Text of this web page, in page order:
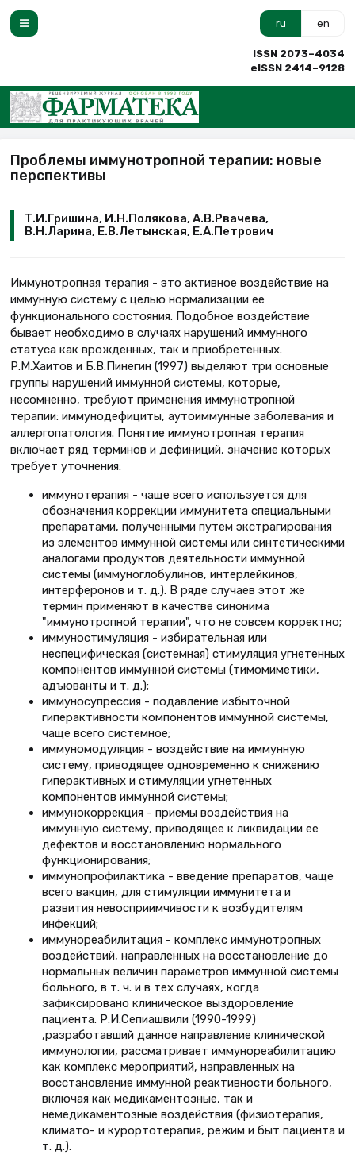
ru en
ISSN 2073–4034
eISSN 2414–9128
Проблемы иммунотропной терапии: новые
перспективы
Т.И.Гришина, И.Н.Полякова, А.В.Рвачева,
В.Н.Ларина, Е.В.Летынская, Е.А.Петрович
Иммунотропная терапия - это активное воздействие на
иммунную систему с целью нормализации ее
функционального состояния. Подобное воздействие
бывает необходимо в случаях нарушений иммунного
статуса как врожденных, так и приобретенных.
Р.М.Хаитов и Б.В.Пинегин (1997) выделяют три основные
группы нарушений иммунной системы, которые,
несомненно, требуют применения иммунотропной
терапии: иммунодефициты, аутоиммунные заболевания и
аллергопатология. Понятие иммунотропная терапия
включает ряд терминов и дефиниций, значение которых
требует уточнения:
иммунотерапия - чаще всего используется для
обозначения коррекции иммунитета специальными
препаратами, полученными путем экстрагирования
из элементов иммунной системы или синтетическими
аналогами продуктов деятельности иммунной
системы (иммуноглобулинов, интерлейкинов,
интерферонов и т. д.). В ряде случаев этот же
термин применяют в качестве синонима
"иммунотропной терапии", что не совсем корректно;
иммуностимуляция - избирательная или
неспецифическая (системная) стимуляция угнетенных
компонентов иммунной системы (тимомиметики,
адъюванты и т. д.);
иммуносупрессия - подавление избыточной
гиперактивности компонентов иммунной системы,
чаще всего системное;
иммуномодуляция - воздействие на иммунную
систему, приводящее одновременно к снижению
гиперактивных и стимуляции угнетенных
компонентов иммунной системы;
иммунокоррекция - приемы воздействия на
иммунную систему, приводящее к ликвидации ее
дефектов и восстановлению нормального
функционирования;
иммунопрофилактика - введение препаратов, чаще
всего вакцин, для стимуляции иммунитета и
развития невосприимчивости к возбудителям
инфекций;
иммунореабилитация - комплекс иммунотропных
воздействий, направленных на восстановление до
нормальных величин параметров иммунной системы
больного, в т. ч. и в тех случаях, когда
зафиксировано клиническое выздоровление
пациента. Р.И.Сепиашвили (1990-1999)
,разработавший данное направление клинической
иммунологии, рассматривает иммунореабилитацию
как комплекс мероприятий, направленных на
восстановление иммунной реактивности больного,
включая как медикаментозные, так и
немедикаментозные воздействия (физиотерапия,
климато- и курортотерапия, режим и быт пациента и
т. д.).